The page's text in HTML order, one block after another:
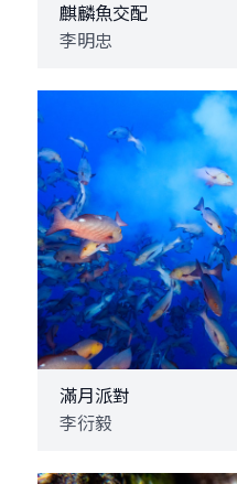
麒麟魚交配
李明忠
滿月派對
李衍毅